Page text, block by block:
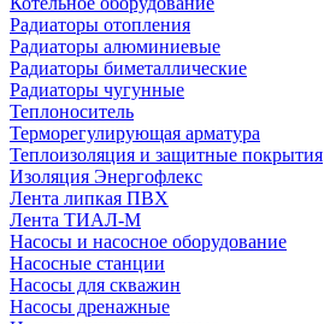
Радиаторы отопления
Радиаторы алюминиевые
Радиаторы биметаллические
Радиаторы чугунные
Теплоноситель
Терморегулирующая арматура
Теплоизоляция и защитные покрытия
Изоляция Энергофлекс
Лента липкая ПВХ
Лента ТИАЛ-М
Насосы и насосное оборудование
Насосные станции
Насосы для скважин
Насосы дренажные